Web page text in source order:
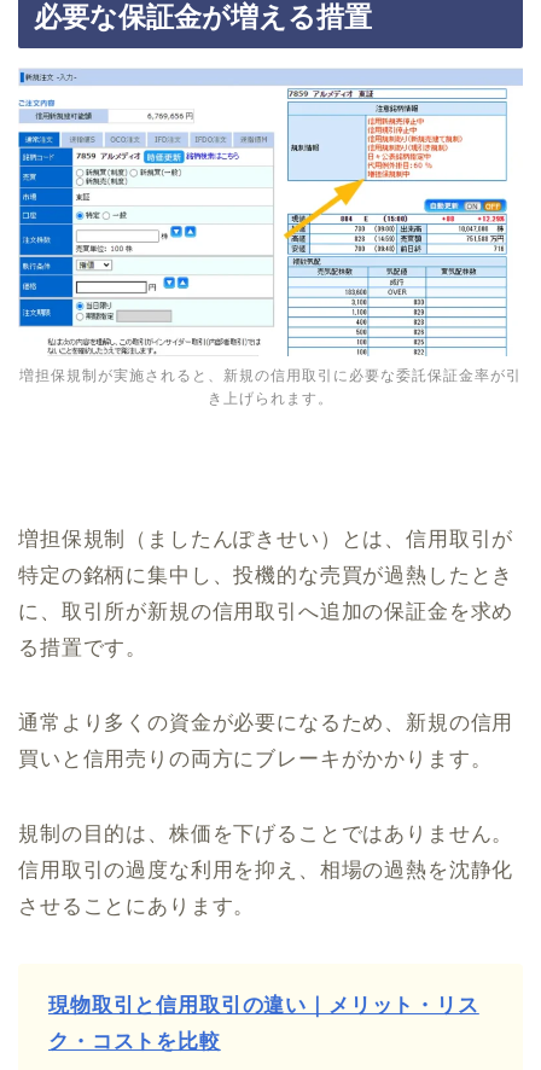
必要な保証金が増える措置
増担保規制が実施されると、新規の信用取引に必要な委託保証金率が引
き上げられます。
増担保規制（ましたんぽきせい）とは、信用取引が
特定の銘柄に集中し、投機的な売買が過熱したとき
に、取引所が新規の信用取引へ追加の保証金を求め
る措置です。
通常より多くの資金が必要になるため、新規の信用
買いと信用売りの両方にブレーキがかかります。
規制の目的は、株価を下げることではありません。
信用取引の過度な利用を抑え、相場の過熱を沈静化
させることにあります。
現物取引と信用取引の違い｜メリット・リス
ク・コストを比較